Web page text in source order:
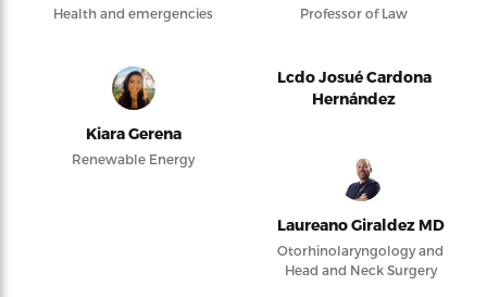
Health and emergencies Professor of Law
Kiara Gerena
Renewable Energy
Lcdo Josué Cardona
Hernández
Laureano Giraldez MD
Otorhinolaryngology and
Head and Neck Surgery